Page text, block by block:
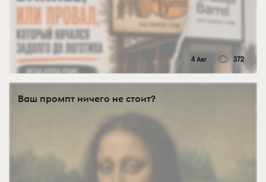
4 Авг 372
Ваш промпт ничего не стоит?